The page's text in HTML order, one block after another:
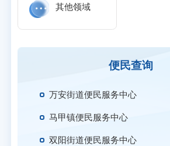
其他领域
便民查询
万安街道便民服务中心
马甲镇便民服务中心
双阳街道便民服务中心